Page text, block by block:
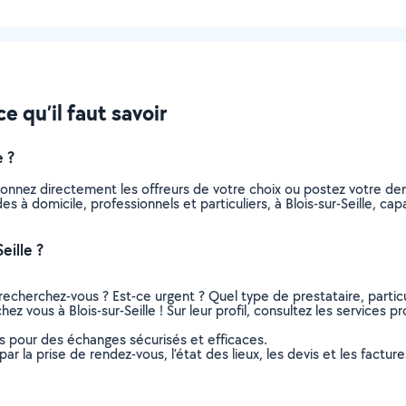
qu’il faut savoir
?
directement les offreurs de votre choix ou postez votre
à domicile, professionnels et particuliers, à Blois-sur-Seille,
?
vous ? Est-ce urgent ? Quel type de prestataire,
vous à Blois-sur-Seille ! Sur leur profil, consultez les services
pour des échanges sécurisés et efficaces.
la prise de rendez-vous, l’état des lieux, les devis et les